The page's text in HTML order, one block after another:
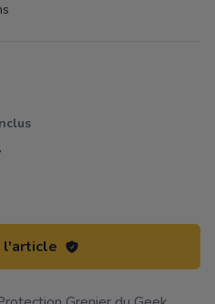
l'article